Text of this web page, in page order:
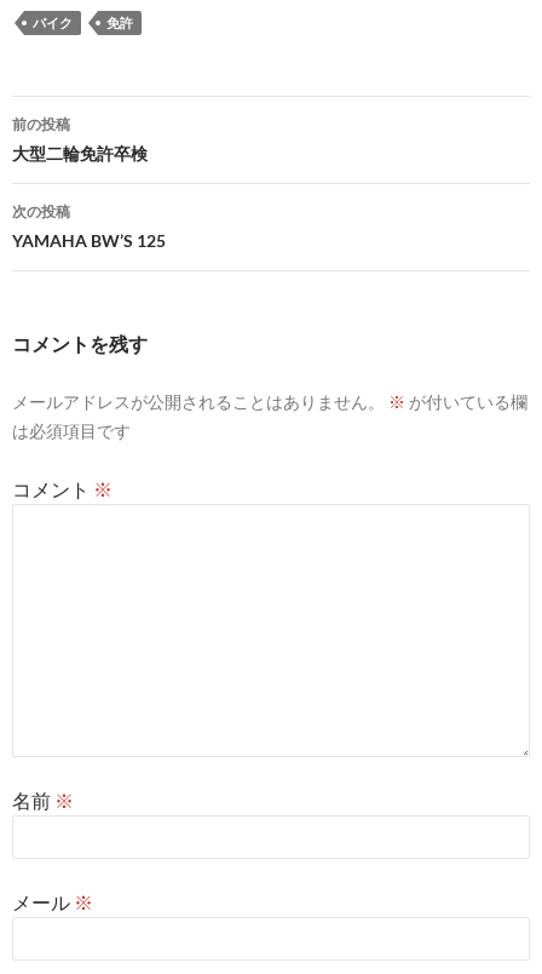
バイク 免許
投
稿
ナ
ビ
ゲ
ョ
前の投稿
大型二輪免許卒検
次の投稿
YAMAHA BW’S 125
コメントを残す
メールアドレスが公開されることはありません。 ※ が付いている欄
は必須項目です
コメント ※
名前 ※
メール ※